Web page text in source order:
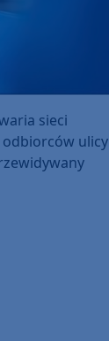
sieci
odbiorców ulicy